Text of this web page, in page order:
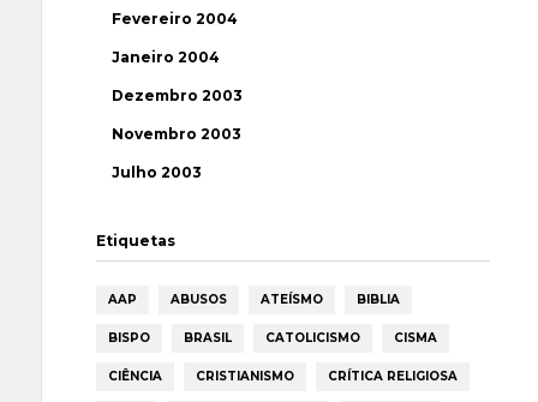
Fevereiro 2004
Janeiro 2004
Dezembro 2003
Novembro 2003
Julho 2003
Etiquetas
AAP ABUSOS ATEÍSMO BIBLIA
BISPO BRASIL CATOLICISMO CISMA
CIÊNCIA CRISTIANISMO CRÍTICA RELIGIOSA